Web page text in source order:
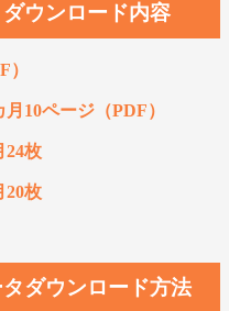
ウンロード内容
10ページ（PDF）
24枚
20枚
ダウンロード方法